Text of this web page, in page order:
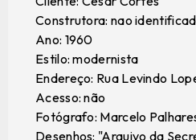
Construtora: nao
Ano: 1960
Estilo: modernista
Endereço: Rua Levindo
Acesso: não
Fotógrafo: Marcelo
Desenhos: "Arquivo da